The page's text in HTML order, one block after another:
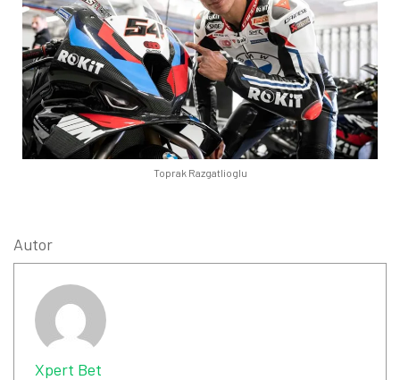
Toprak Razgatlioglu
Autor
Xpert Bet